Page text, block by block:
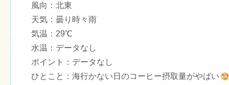
風向：北東
天気：曇り時々雨
気温：29℃
水温：データなし
ポイント：データなし
ひとこと：海行かない日のコーヒー摂取量がやばい